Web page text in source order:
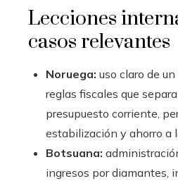
Lecciones
casos relevantes
Noruega: uso claro de
reglas fiscales que
presupuesto corriente,
estabilización y ahorro a
Botsuana:
ingresos por diamantes,